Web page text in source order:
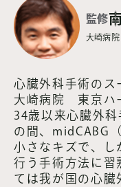
第65話
【監修
医の
第64話
【監修
医の証
第63
【監修
監修
大崎病
心臓外科手術の
大崎病院 東京ハ
34歳以来心臓外
の間、midCABG
小さなキズで、し
行う手術方法に習
ては我が国の心臓